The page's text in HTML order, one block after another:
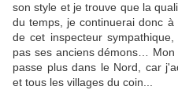
son style et je trouve que la
du temps, je continuerai donc
de cet inspecteur
pas ses anciens démons…
passe plus dans le Nord, car
et tous les villages du coin...